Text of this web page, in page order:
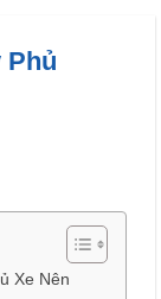
Phủ
Xe Nên